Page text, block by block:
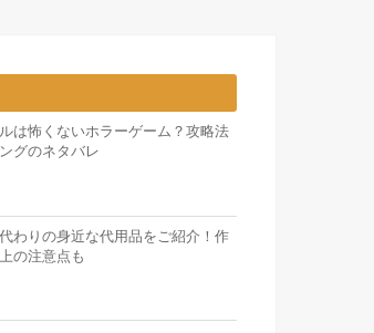
は怖くないホラーゲーム？攻略法
グのネタバレ
わりの身近な代用品をご紹介！作
の注意点も